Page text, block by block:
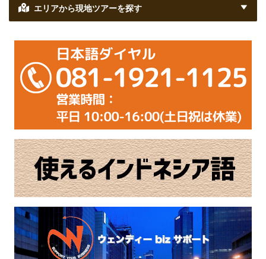
エリアから現地ツアーを探す